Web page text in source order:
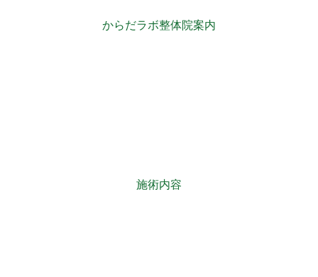
からだラボ整体院案内
施術内容